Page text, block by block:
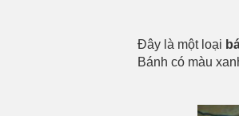
Đây là một loại
Bánh có màu